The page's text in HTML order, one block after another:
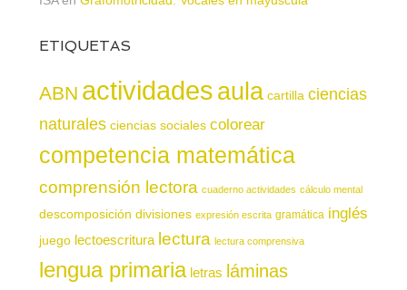
ETIQUETAS
ABN actividadesaula cartilla ciencias
naturales ciencias sociales colorear
competencia matemática
comprensión lectora cuaderno actividades cálculo mental
descomposición divisiones expresión escrita gramática inglés
juego lectoescritura lectura lectura comprensiva
lengua primaria letras láminas